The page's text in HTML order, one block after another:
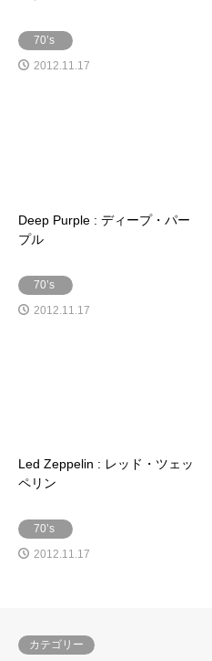
70’s
2012.11.17
Deep Purple : ディープ・パー
プル
70’s
2012.11.17
Led Zeppelin : レッド・ツェッ
ペリン
70’s
2012.11.17
カテゴリー